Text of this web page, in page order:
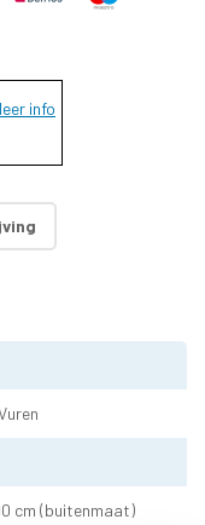
info
cm (buitenmaat)